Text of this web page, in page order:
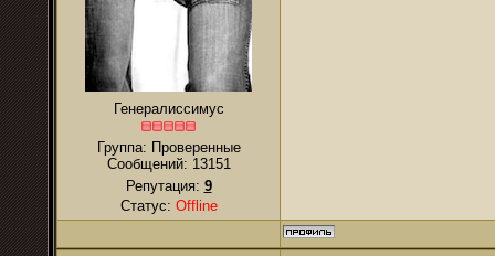
Генералиссимус
Группа: Проверенные
Сообщений: 13151
Репутация: 9
Статус: Offline